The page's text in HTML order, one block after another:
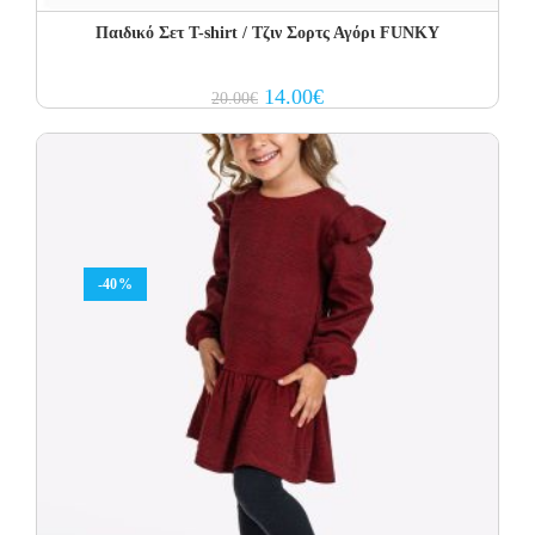
Παιδικό Σετ T-shirt / Τζιν Σορτς Αγόρι FUNKY
20.00€ Original
price
20.00€.
14.00€Current
price
14.00€.
-40%